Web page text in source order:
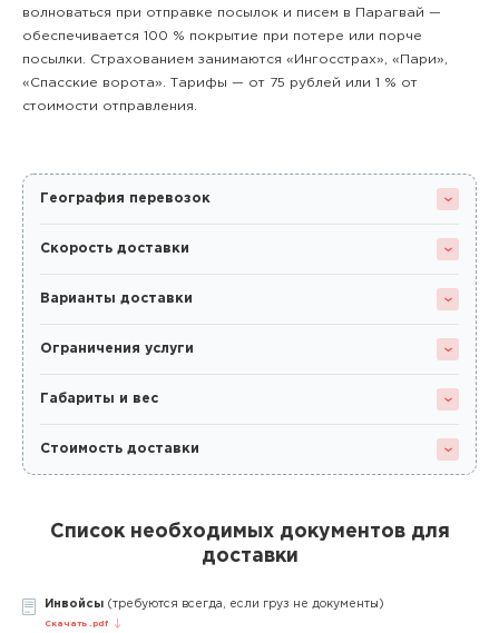
волноваться при отправке посылок и писем в Парагвай —
обеспечивается 100 % покрытие при потере или порче
посылки. Страхованием занимаются «Ингосстрах», «Пари»,
«Спасские ворота». Тарифы — от 75 рублей или 1 % от
стоимости отправления.
География перевозок
Скорость доставки
Варианты доставки
Ограничения услуги
Габариты и вес
Стоимость доставки
Список необходимых документов для
доставки
Инвойсы (требуются всегда, если груз не документы)
Скачать .pdf